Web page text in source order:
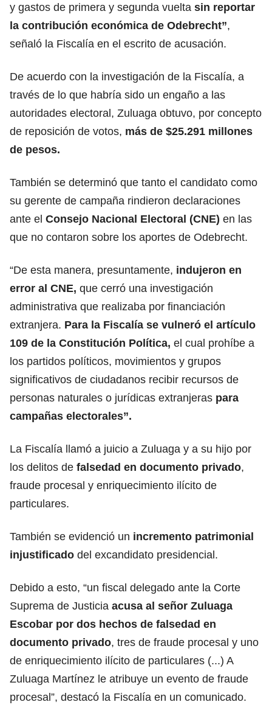
y gastos de primera y segunda vuelta sin reportar
la contribución económica de Odebrecht”,
señaló la Fiscalía en el escrito de acusación.
De acuerdo con la investigación de la Fiscalía, a
través de lo que habría sido un engaño a las
autoridades electoral, Zuluaga obtuvo, por concepto
de reposición de votos, más de $25.291 millones
de pesos.
También se determinó que tanto el candidato como
su gerente de campaña rindieron declaraciones
ante el Consejo Nacional Electoral (CNE) en las
que no contaron sobre los aportes de Odebrecht.
“De esta manera, presuntamente, indujeron en
error al CNE, que cerró una investigación
administrativa que realizaba por financiación
extranjera. Para la Fiscalía se vulneró el artículo
109 de la Constitución Política, el cual prohíbe a
los partidos políticos, movimientos y grupos
significativos de ciudadanos recibir recursos de
personas naturales o jurídicas extranjeras para
campañas electorales”.
La Fiscalía llamó a juicio a Zuluaga y a su hijo por
los delitos de falsedad en documento privado,
fraude procesal y enriquecimiento ilícito de
particulares.
También se evidenció un incremento patrimonial
injustificado del excandidato presidencial.
Debido a esto, “un fiscal delegado ante la Corte
Suprema de Justicia acusa al señor Zuluaga
Escobar por dos hechos de falsedad en
documento privado, tres de fraude procesal y uno
de enriquecimiento ilícito de particulares (...) A
Zuluaga Martínez le atribuye un evento de fraude
procesal”, destacó la Fiscalía en un comunicado.